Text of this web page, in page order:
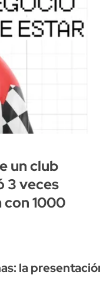
un club
3 veces
con 1000
la